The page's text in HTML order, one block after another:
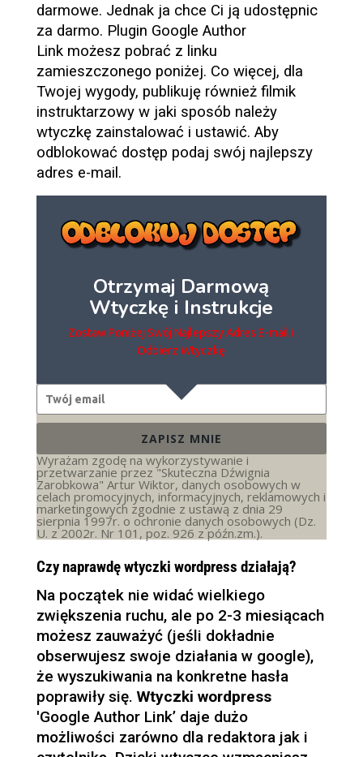
darmowe. Jednak ja chce Ci ją udostępnic
za darmo. Plugin Google Author
Link możesz pobrać z linku
zamieszczonego poniżej. Co więcej, dla
Twojej wygody, publikuję również filmik
instruktarzowy w jaki sposób należy
wtyczkę zainstalować i ustawić. Aby
odblokować dostęp podaj swój najlepszy
adres e-mail.
Otrzymaj Darmową
Wtyczkę i Instrukcje
Zostaw Poniżej Swój Najlepszy Adres E-mail i
Odbierz Wtyczkę
ZAPISZ MNIE
Wyrażam zgodę na wykorzystywanie i
przetwarzanie przez "Skuteczna Dźwignia
Zarobkowa" Artur Wiktor, danych osobowych w
celach promocyjnych, informacyjnych, reklamowych i
marketingowych zgodnie z ustawą z dnia 29
sierpnia 1997r. o ochronie danych osobowych (Dz.
U. z 2002r. Nr 101, poz. 926 z późn.zm.).
Czy naprawdę wtyczki wordpress działają?
Na początek nie widać wielkiego
zwiększenia ruchu, ale po 2-3 miesiącach
możesz zauważyć (jeśli dokładnie
obserwujesz swoje działania w google),
że wyszukiwania na konkretne hasła
poprawiły się. Wtyczki wordpress
'Google Author Link’ daje dużo
możliwości zarówno dla redaktora jak i